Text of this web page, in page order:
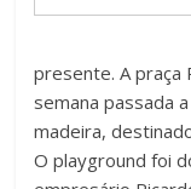
presente. A praça
semana passada
madeira,
O playground foi